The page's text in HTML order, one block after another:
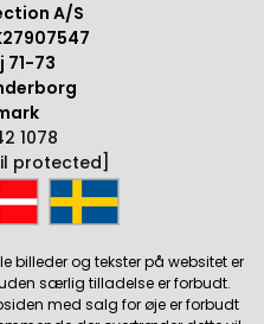
A/S
71-73
1078
protected]
billeder og tekster på websitet er
særlig tilladelse er forbudt.
med salg for øje er forbudt